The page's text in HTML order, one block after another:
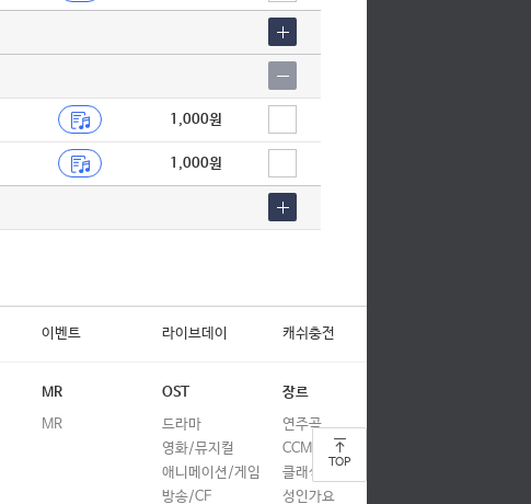
1,000원
1,000원
이벤트 라이브데이 캐쉬충전
MR
MR
OST
드라마
영화/뮤지컬
애니메이션/게임
방송/CF
장르
연주곡
CCM
클래식
성인가요
TOP